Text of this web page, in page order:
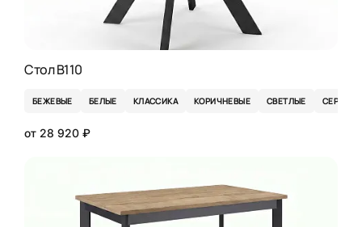
Стол B110
БЕЖЕВЫЕ БЕЛЫЕ КЛАССИКА КОРИЧНЕВЫЕ СВЕТЛЫЕ СЕРЫЕ
от 28 920 ₽